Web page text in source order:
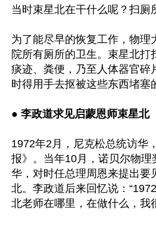
当时束星北在干什么呢？扫厕
为了能尽早的恢复工作，物理
院所有厕所的卫生。束星北打
痰迹、粪便，乃至人体器官碎
时得用手去抠被这些东西堵
● 李政道求见启蒙恩师束星北
1972年2月，尼克松总统访华
报》。当年10月，诺贝尔物
华，对时任总理周恩来提出要
北。李政道后来回忆说：
北老师在哪里，在做什么，我